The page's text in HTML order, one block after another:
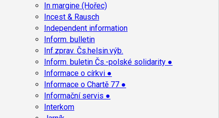
In margine (Hořec)
Incest & Rausch
Independent information
Inform. bulletin
Inf.zprav. Čs.helsin.výb.
Inform. buletin Čs.-polské solidarity ●
Informace o církvi ●
Informace o Chartě 77 ●
Informační servis ●
Interkom